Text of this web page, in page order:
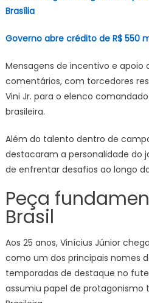
Brasília
Governo abre crédito de R$ 550
Mensagens de incentivo e apoio
comentários, com torcedores
Vini Jr. para o elenco
brasileira.
Além do talento dentro de
destacaram a personalidade do
de enfrentar desafios ao longo
Peça
Brasil
Aos 25 anos, Vinícius Júnior
como um dos principais nomes
temporadas de destaque no
assumiu papel de protagonismo